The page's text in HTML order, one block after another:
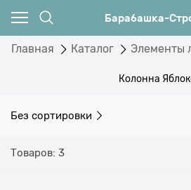
Барабашка-
Главная Каталог Элементы
Колонна
Без сортировки
Товаров: 3